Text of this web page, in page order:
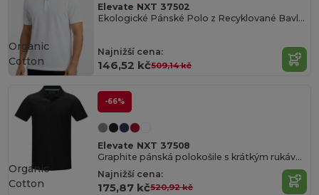
Elevate NXT 37502
Ekologické Pánské Polo z Recyklované Bavlny
Najnižší cena:
146,52 kč509,14 kč
Organic
Cotton
-66%
Elevate NXT 37508
Graphite pánská polokošile s krátkým rukávem z organického materiálu
Najnižší cena:
175,87 kč520,92 kč
Organic
Cotton